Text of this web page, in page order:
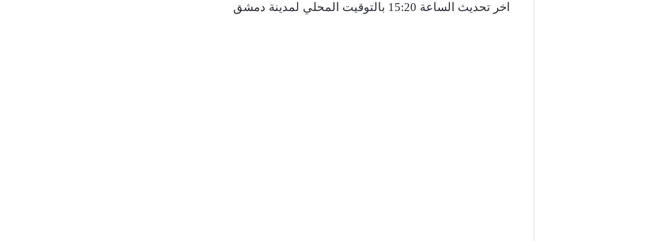
اخر تحديث الساعة 15:20 بالتوقيت المحلي لمدينة دمشق